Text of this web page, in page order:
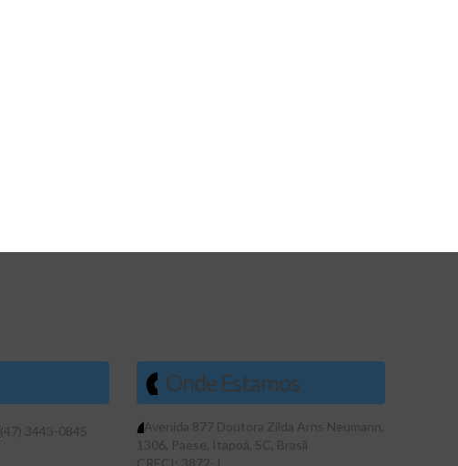
(47) 3443-0845
Onde Estamos
Avenida 877 Doutora Zilda Arns Neumann
1306, Paese Itapoá SC Brasil
CRECI: 3872-J